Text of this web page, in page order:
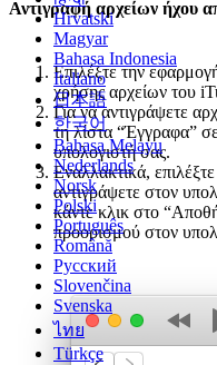
Hrvatski
Magyar
Bahasa Indonesia
Italiano
日本語
한국어
Bahasa Melayu
Nederlands
Norsk
Polski
Português
Română
Русский
Slovenčina
Svenska
ไทย
Türkçe
Αντιγραφή αρχείων ήχου
Επιλέξτε την
χρήσης αρχείων του
Για να αντιγράψετε
τη λίστα “Έγγραφα”
υπολογιστή σας.
Εναλλακτικά,
αντιγράψετε στον
κάντε κλικ στο
προορισμού στον